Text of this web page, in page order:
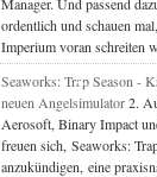
ordentlich und schauen
Imperium voran schreiten
Seaworks: Trap Season -
neuen Angelsimulator2.
Aerosoft, Binary Impact
freuen sich, Seaworks:
anzukündigen, eine